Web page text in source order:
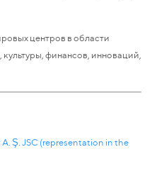
центров в области
финансов, инноваций,
Ş. JSC (representation in the